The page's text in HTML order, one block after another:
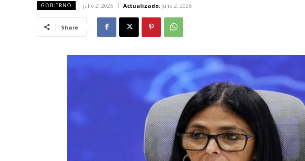
GOBIERNO julio 2, 2026 Actualizado: julio 2, 2026
Share